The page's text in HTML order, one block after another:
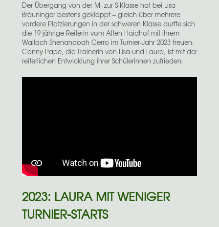
Der Übergang von der M- zur S-Klasse hat bei Lisa
Bräuninger bestens geklappt – gleich über mehrere
vordere Platzierungen in der schweren Klasse durfte sich
die 19-jährige Reiterin vom Alten Haidhof mit ihrem
Wallach Shenandoah Cerro im Turnier-Jahr 2023 freuen.
Conny Pape, die Trainerin von Lisa und Laura, ist mit der
reiterlichen Entwicklung ihrer Schülerinnen zufrieden.
2023: LAURA MIT WENIGER
TURNIER-STARTS